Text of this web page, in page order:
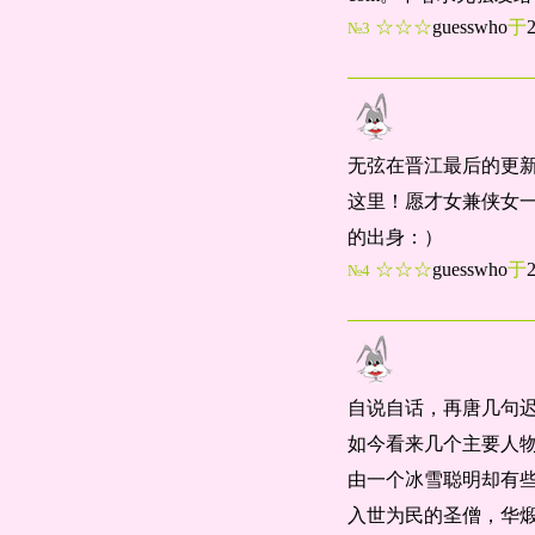
№3 ☆☆☆guesswho于
无弦在晋江最后的更
这里！愿才女兼侠女
的出身：）
№4 ☆☆☆guesswho于
自说自话，再唐几句
如今看来几个主要人
由一个冰雪聪明却有
入世为民的圣僧，华